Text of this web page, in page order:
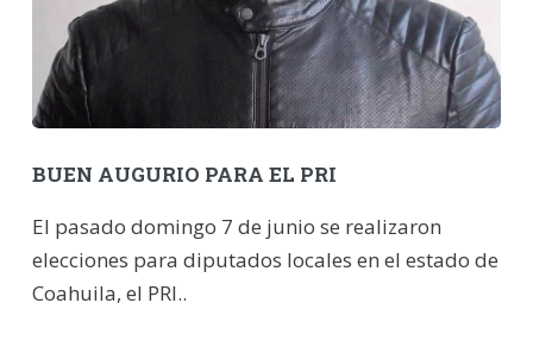
BUEN AUGURIO PARA EL PRI
El pasado domingo 7 de junio se realizaron
elecciones para diputados locales en el estado de
Coahuila, el PRI..